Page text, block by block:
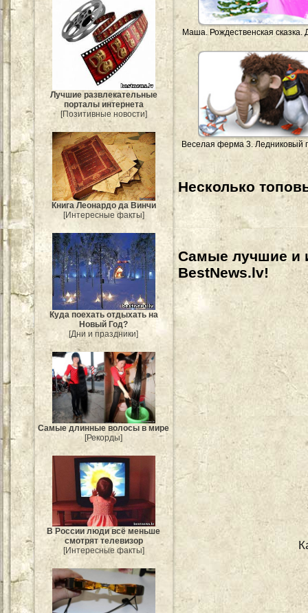
Лучшие развлекательные
порталы интернета
[Позитивные новости]
Книга Леонардо да Винчи
[Интересные факты]
Куда поехать отдыхать на
Новый Год?
[Дни и праздники]
Самые длинные волосы в мире
[Рекорды]
В России люди всё меньше
смотрят телевизор
[Интересные факты]
Маша. Рождественская сказка.
Веселая ферма 3. Ледниковый
Несколько
Самые лучшие и
BestNews.lv!